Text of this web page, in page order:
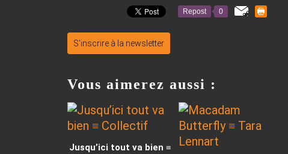
Repost 0
S'inscrire à la newsletter
Vous aimerez aussi :
Jusqu’ici tout va bien ≡